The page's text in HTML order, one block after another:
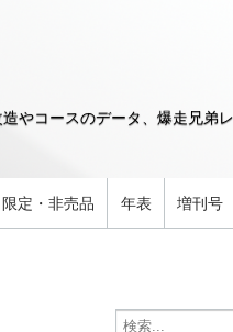
やコースのデータ、爆走兄弟
限定・非売品 年表 増刊号